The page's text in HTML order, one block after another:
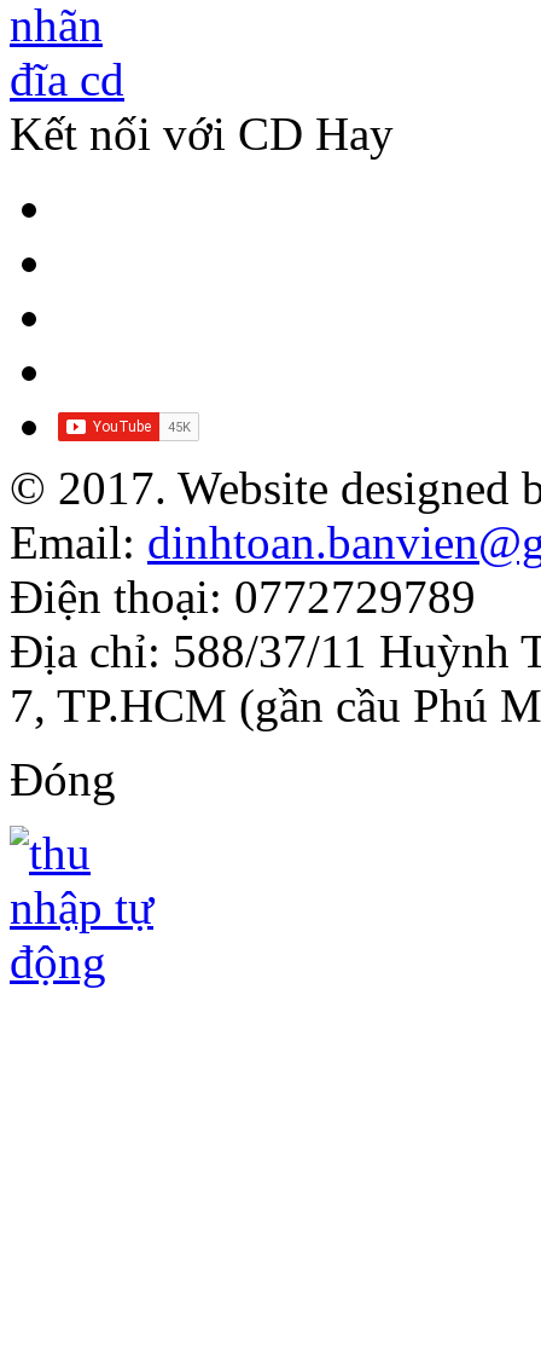
Kết nối với CD Hay
© 2017. Website designed
Email:
Điện thoại: 0772729789
Địa chỉ: 588/37/11 Huỳnh
7, TP.HCM (gần cầu Phú
Đóng